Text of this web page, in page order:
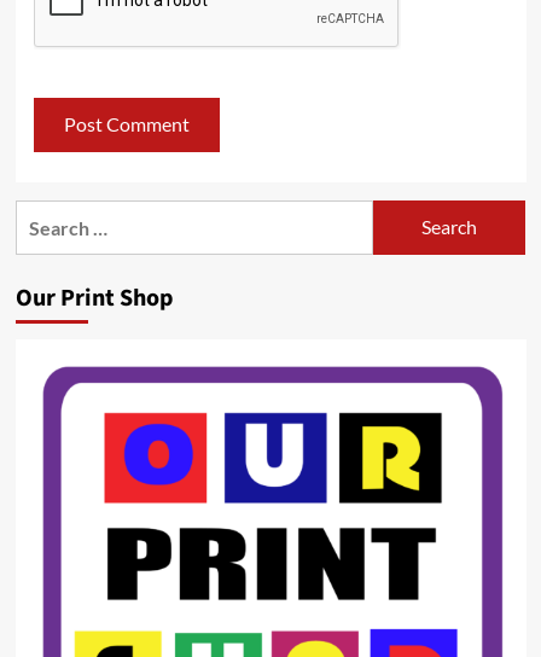
Our Print Shop